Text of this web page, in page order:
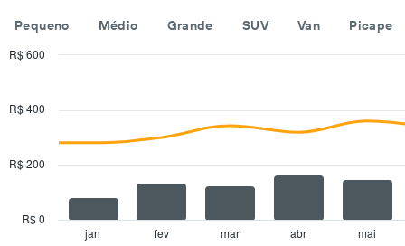
os
meses
do
gráfico
eixo
Y
preço
Pequeno Médio Grande SUV Van Picape
with
jan fev mar abr mai
R$ 0
R$ 200
R$ 400
R$ 600